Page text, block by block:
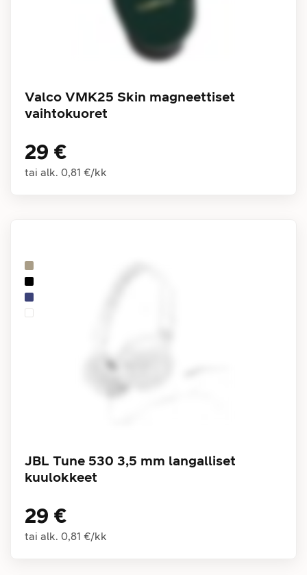
Valco VMK25 Skin magneettiset
vaihtokuoret
29 €
tai alk. 0,81 €/kk
JBL Tune 530 3,5 mm langalliset
kuulokkeet
29 €
tai alk. 0,81 €/kk